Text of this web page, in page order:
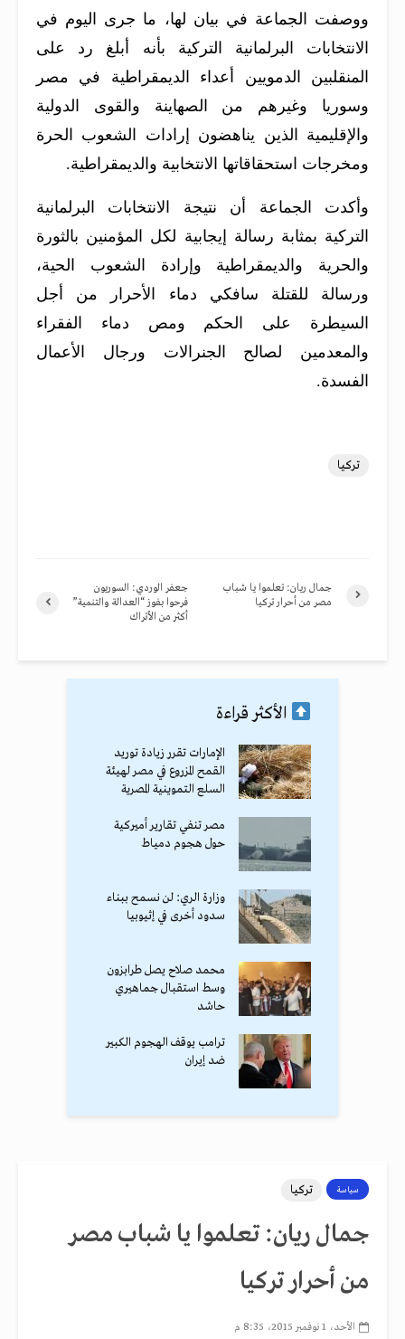
ووصفت الجماعة في بيان لها، ما جرى اليوم في
الانتخابات البرلمانية التركية بأنه أبلغ رد على
المنقلبين الدمويين أعداء الديمقراطية في مصر
وسوريا وغيرهم من الصهاينة والقوى الدولية
والإقليمية الذين يناهضون إرادات الشعوب الحرة
ومخرجات استحقاقاتها الانتخابية والديمقراطية.
وأكدت الجماعة أن نتيجة الانتخابات البرلمانية
التركية بمثابة رسالة إيجابية لكل المؤمنين بالثورة
والحرية والديمقراطية وإرادة الشعوب الحية،
ورسالة للقتلة سافكي دماء الأحرار من أجل
السيطرة على الحكم ومص دماء الفقراء
والمعدمين لصالح الجنرالات ورجال الأعمال
الفسدة.
تركيا
جعفر الوردي: السوريون
فرحوا بفوز “العدالة والتنمية”
أكثر من الأتراك
جمال ريان: تعلموا يا شباب
مصر من أحرار تركيا
الأكثر قراءة
الإمارات تقرر زيادة توريد
القمح المزروع في مصر لهيئة
السلع التموينية المصرية
مصر تنفي تقارير أميركية
حول هجوم دمياط
وزارة الري: لن نسمح ببناء
سدود أخرى في إثيوبيا
محمد صلاح يصل طرابزون
وسط استقبال جماهيري
حاشد
ترامب يوقف الهجوم الكبير
ضد إيران
سياسة تركيا
جمال ريان: تعلموا يا شباب مصر
من أحرار تركيا
الأحد، 1 نوفمبر 2015، 8:35 م